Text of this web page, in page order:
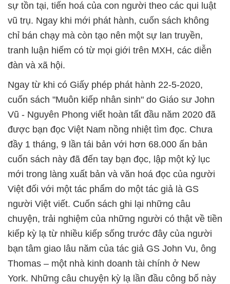
sự tồn tại, tiến hoá của con người theo các qui luật
vũ trụ. Ngay khi mới phát hành, cuốn sách không
chỉ bán chạy mà còn tạo nên một sự lan truyền,
tranh luận hiếm có từ mọi giới trên MXH, các diễn
đàn và xã hội.
Ngay từ khi có Giấy phép phát hành 22-5-2020,
cuốn sách "Muôn kiếp nhân sinh" do Giáo sư John
Vũ - Nguyên Phong viết hoàn tất đầu năm 2020 đã
được bạn đọc Việt Nam nồng nhiệt tìm đọc. Chưa
đầy 1 tháng, 9 lần tái bản với hơn 68.000 ấn bản
cuốn sách này đã đến tay bạn đọc, lập một kỷ lục
mới trong làng xuất bản và văn hoá đọc của người
Việt đối với một tác phẩm do một tác giả là GS
người Việt viết. Cuốn sách ghi lại những câu
chuyện, trải nghiệm của những người có thật về tiền
kiếp kỳ lạ từ nhiều kiếp sống trước đây của người
bạn tâm giao lâu năm của tác giả GS John Vu, ông
Thomas – một nhà kinh doanh tài chính ở New
York. Những câu chuyện kỳ lạ lần đầu công bố này